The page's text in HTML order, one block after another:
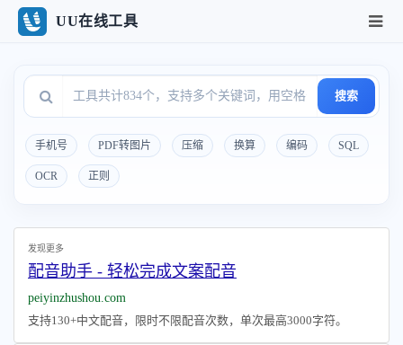
UU在线工具
搜索
手机号 PDF转图片 压缩 换算 编码 SQL
OCR 正则
发现更多
配音助手 - 轻松完成文案配音
peiyinzhushou.com
支持130+中文配音，限时不限配音次数，单次最高3000字符。